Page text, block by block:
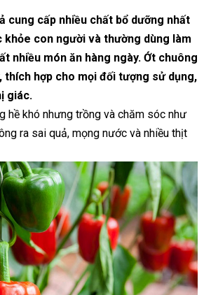
cung cấp nhiều chất bổ dưỡng nhất
con người và thường dùng làm
nhiều món ăn hàng ngày. Ớt chuông
thích hợp cho mọi đối tượng sử dụng,
giác.
hề khó nhưng trồng và chăm sóc như
ra sai quả, mọng nước và nhiều thịt